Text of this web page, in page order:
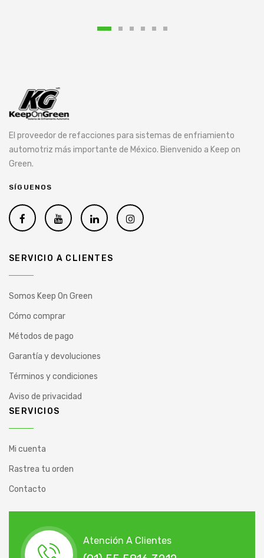
El proveedor de refacciones para sistemas de enfriamiento
automotriz más importante de México. Bienvenido a Keep on
Green.
SÍGUENOS
SERVICIO A CLIENTES
Somos Keep On Green
Cómo comprar
Métodos de pago
Garantía y devoluciones
Términos y condiciones
Aviso de privacidad
SERVICIOS
Mi cuenta
Rastrea tu orden
Contacto
Atención A Clientes